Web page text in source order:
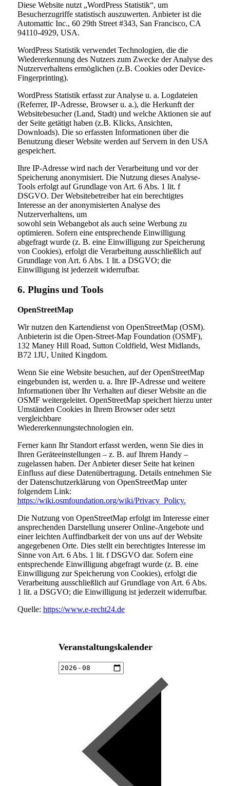
Diese Website nutzt „WordPress Statistik“, um
Besucherzugriffe statistisch auszuwerten. Anbieter ist die
Automattic Inc., 60 29th Street #343, San Francisco, CA
94110-4929, USA.
WordPress Statistik verwendet Technologien, die die
Wiedererkennung des Nutzers zum Zwecke der Analyse des
Nutzerverhaltens ermöglichen (z.B. Cookies oder Device-
Fingerprinting).
WordPress Statistik erfasst zur Analyse u. a. Logdateien
(Referrer, IP-Adresse, Browser u. a.), die Herkunft der
Websitebesucher (Land, Stadt) und welche Aktionen sie auf
der Seite getätigt haben (z.B. Klicks, Ansichten,
Downloads). Die so erfassten Informationen über die
Benutzung dieser Website werden auf Servern in den USA
gespeichert.
Ihre IP-Adresse wird nach der Verarbeitung und vor der
Speicherung anonymisiert. Die Nutzung dieses Analyse-
Tools erfolgt auf Grundlage von Art. 6 Abs. 1 lit. f
DSGVO. Der Websitebetreiber hat ein berechtigtes
Interesse an der anonymisierten Analyse des
Nutzerverhaltens, um
sowohl sein Webangebot als auch seine Werbung zu
optimieren. Sofern eine entsprechende Einwilligung
abgefragt wurde (z. B. eine Einwilligung zur Speicherung
von Cookies), erfolgt die Verarbeitung ausschließlich auf
Grundlage von Art. 6 Abs. 1 lit. a DSGVO; die
Einwilligung ist jederzeit widerrufbar.
6. Plugins und Tools
OpenStreetMap
Wir nutzen den Kartendienst von OpenStreetMap (OSM).
Anbieterin ist die Open-Street-Map Foundation (OSMF),
132 Maney Hill Road, Sutton Coldfield, West Midlands,
B72 1JU, United Kingdom.
Wenn Sie eine Website besuchen, auf der OpenStreetMap
eingebunden ist, werden u. a. Ihre IP-Adresse und weitere
Informationen über Ihr Verhalten auf dieser Website an die
OSMF weitergeleitet. OpenStreetMap speichert hierzu unter
Umständen Cookies in Ihrem Browser oder setzt
vergleichbare
Wiedererkennungstechnologien ein.
Ferner kann Ihr Standort erfasst werden, wenn Sie dies in
Ihren Geräteeinstellungen – z. B. auf Ihrem Handy –
zugelassen haben. Der Anbieter dieser Seite hat keinen
Einfluss auf diese Datenübertragung. Details entnehmen Sie
der Datenschutzerklärung von OpenStreetMap unter
folgendem Link:
https://wiki.osmfoundation.org/wiki/Privacy_Policy.
Die Nutzung von OpenStreetMap erfolgt im Interesse einer
ansprechenden Darstellung unserer Online-Angebote und
einer leichten Auffindbarkeit der von uns auf der Website
angegebenen Orte. Dies stellt ein berechtigtes Interesse im
Sinne von Art. 6 Abs. 1 lit. f DSGVO dar. Sofern eine
entsprechende Einwilligung abgefragt wurde (z. B. eine
Einwilligung zur Speicherung von Cookies), erfolgt die
Verarbeitung ausschließlich auf Grundlage von Art. 6 Abs.
1 lit. a DSGVO; die Einwilligung ist jederzeit widerrufbar.
Quelle: https://www.e-recht24.de
Veranstaltungskalender